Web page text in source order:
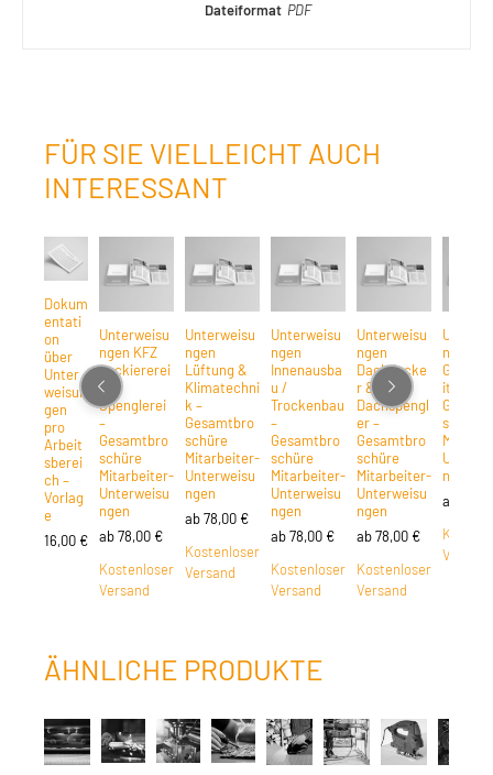
Dateiformat PDF
FÜR SIE VIELLEICHT AUCH
INTERESSANT
Dokum
entati
on
über
Unter
weisun
gen
pro
Arbeit
sberei
ch –
Vorlag
e
16,00 €
Unterweisu
ngen KFZ
Lackiererei
&
Spenglerei
–
Gesamtbro
schüre
Mitarbeiter-
Unterweisu
ngen
ab78,00 €
Kostenloser
Versand
Unterweisu
ngen
Lüftung &
Klimatechni
k –
Gesamtbro
schüre
Mitarbeiter-
Unterweisu
ngen
ab78,00 €
Kostenloser
Versand
Unterweisu
ngen
Innenausba
u /
Trockenbau
–
Gesamtbro
schüre
Mitarbeiter-
Unterweisu
ngen
ab78,00 €
Kostenloser
Versand
Unterweisu
ngen
Dachdecke
r &
Dachspengl
er –
Gesamtbro
schüre
Mitarbeiter-
Unterweisu
ngen
ab78,00 €
Kostenloser
Versand
ngen
itung –
schüre
ngen
ab
Versand
ÄHNLICHE PRODUKTE